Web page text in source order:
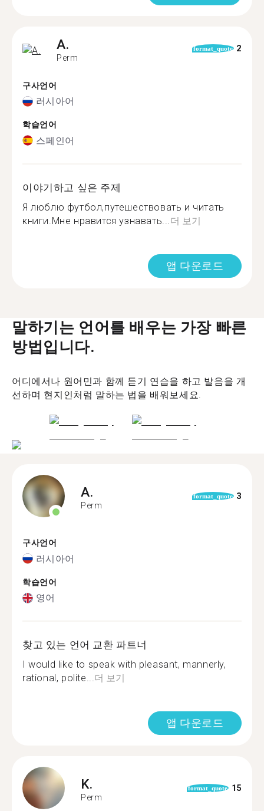
A.
Perm
format_quote 2
구사언어
러시아어
학습언어
스페인어
이야기하고 싶은 주제
Я люблю футбол,путешествовать и читать
книги.Мне нравится узнавать... 더 보기
앱 다운로드
말하기는 언어를 배우는 가장 빠른
방법입니다.
어디에서나 원어민과 함께 듣기 연습을 하고 발음을 개
선하며 현지인처럼 말하는 법을 배워보세요.
A.
Perm
format_quote 3
구사언어
러시아어
학습언어
영어
찾고 있는 언어 교환 파트너
I would like to speak with pleasant, mannerly,
rational, polite...더 보기
앱 다운로드
K.
Perm
format_quote 15